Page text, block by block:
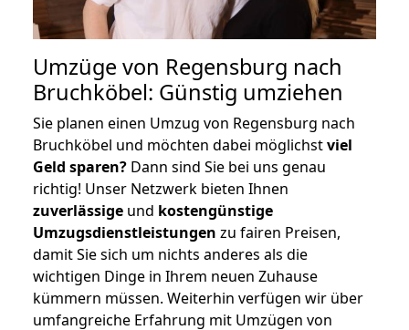
Umzüge von Regensburg nach
Bruchköbel: Günstig umziehen
Sie planen einen Umzug von Regensburg nach
Bruchköbel und möchten dabei möglichstviel
Geld sparen? Dann sind Sie bei uns genau
richtig! Unser Netzwerk bieten Ihnen
zuverlässige und kostengünstige
Umzugsdienstleistungen zu fairen Preisen,
damit Sie sich um nichts anderes als die
wichtigen Dinge in Ihrem neuen Zuhause
kümmern müssen. Weiterhin verfügen wir über
umfangreiche Erfahrung mit Umzügen von